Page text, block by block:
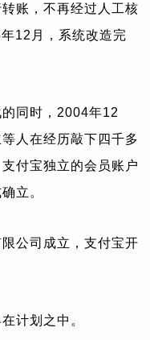
账，不再经过人工核
12月，系统改造完
同时，2004年12
人在经历敲下四千多
付宝独立的会员账户
立。
公司成立，支付宝开
计划之中。